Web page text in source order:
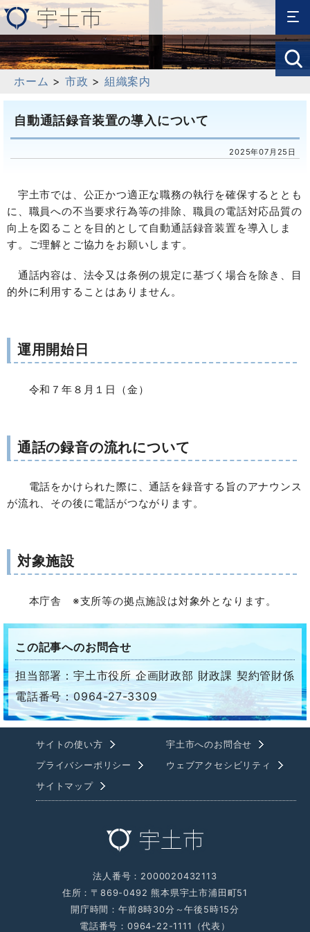
ホーム > 市政 > 組織案内
自動通話録音装置の導入について
2025年07月25日
宇土市では、公正かつ適正な職務の執行を確保するととも
に、職員への不当要求行為等の排除、職員の電話対応品質の
向上を図ることを目的として自動通話録音装置を導入しま
す。ご理解とご協力をお願いします。
通話内容は、法令又は条例の規定に基づく場合を除き、目
的外に利用することはありません。
運用開始日
令和７年８月１日（金）
通話の録音の流れについて
電話をかけられた際に、通話を録音する旨のアナウンス
が流れ、その後に電話がつながります。
対象施設
本庁舎 ※支所等の拠点施設は対象外となります。
この記事へのお問合せ
担当部署：宇土市役所 企画財政部 財政課 契約管財係
電話番号：0964-27-3309
サイトの使い方
宇土市へのお問合せ
プライバシーポリシー
ウェブアクセシビリティ
サイトマップ
法人番号：2000020432113
住所：〒869-0492 熊本県宇土市浦田町51
開庁時間：午前8時30分～午後5時15分
電話番号：0964-22-1111（代表）